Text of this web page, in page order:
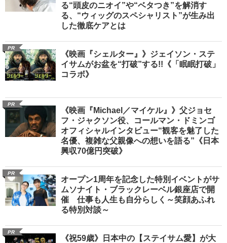
る“頭皮のニオイ”や“ベタつき”を解消す
る、“ウィッグのスペシャリスト”が生み出
した徹底ケアとは
PR
《映画『シェルター』》ジェイソン・ステ
イサムがお盆を“打破”する!!《「眠眠打破」
コラボ》
PR
《映画『Michael／マイケル』》父ジョセ
フ・ジャクソン役、コールマン・ドミンゴ
オフィシャルインタビュー“観客を魅了した
名優、複雑な父親像への想いを語る”《日本
興収70億円突破》
PR
オープン1周年を記念した特別イベントがサ
ムソナイト・ブラックレーベル銀座店で開
催 仕事も人生も自分らしく～笑顔あふれ
る特別対談～
PR
《祝59歳》日本中の【ステイサム愛】が大